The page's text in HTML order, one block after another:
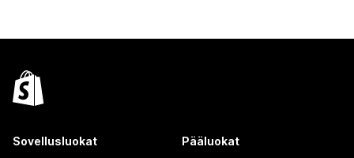
Sovellusluokat Pääluokat